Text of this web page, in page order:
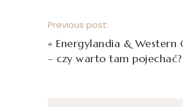
Previous post:
« Energylandia & Western
– czy warto tam pojechać?